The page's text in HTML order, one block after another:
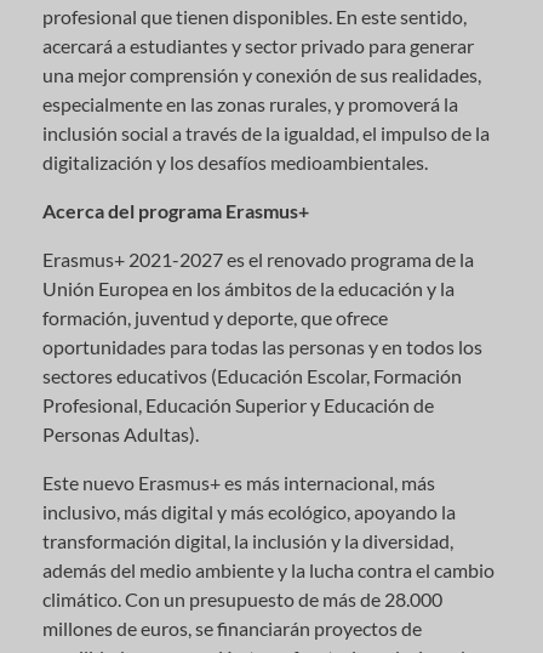
profesional que tienen disponibles. En este sentido,
acercará a estudiantes y sector privado para generar
una mejor comprensión y conexión de sus realidades,
especialmente en las zonas rurales, y promoverá la
inclusión social a través de la igualdad, el impulso de la
digitalización y los desafíos medioambientales.
Acerca del programa Erasmus+
Erasmus+ 2021-2027 es el renovado programa de la
Unión Europea en los ámbitos de la educación y la
formación, juventud y deporte, que ofrece
oportunidades para todas las personas y en todos los
sectores educativos (Educación Escolar, Formación
Profesional, Educación Superior y Educación de
Personas Adultas).
Este nuevo Erasmus+ es más internacional, más
inclusivo, más digital y más ecológico, apoyando la
transformación digital, la inclusión y la diversidad,
además del medio ambiente y la lucha contra el cambio
climático. Con un presupuesto de más de 28.000
millones de euros, se financiarán proyectos de